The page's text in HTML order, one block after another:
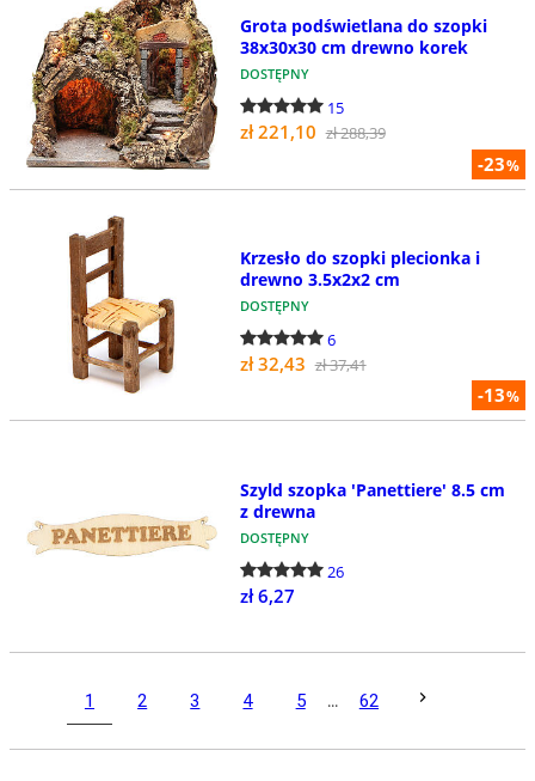
-23%
Grota podświetlana do szopki
38x30x30 cm drewno korek
DOSTĘPNY
15
zł 221,10 zł 288,39
-13%
Krzesło do szopki plecionka i
drewno 3.5x2x2 cm
DOSTĘPNY
6
zł 32,43 zł 37,41
Szyld szopka 'Panettiere' 8.5 cm
z drewna
DOSTĘPNY
26
zł 6,27
1 2 3 4 5 ... 62